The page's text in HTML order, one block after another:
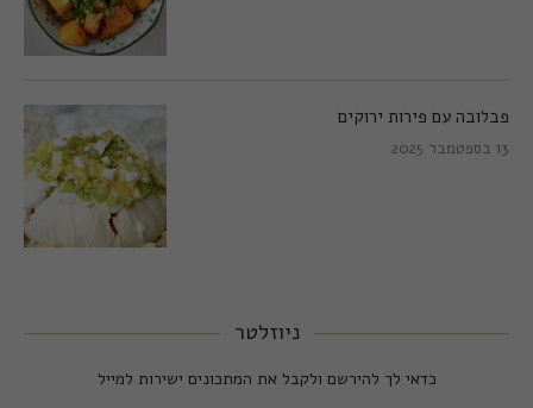
פבלובה עם פירות ירוקים
13 בספטמבר 2025
ניוזלטר
כדאי לך להירשם ולקבל את המתכונים ישירות למייל